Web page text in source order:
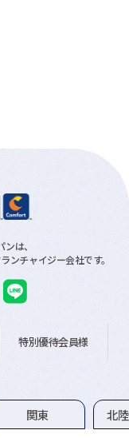
は、
ンチャイジー会社です。
特別優待会員様
関東 北